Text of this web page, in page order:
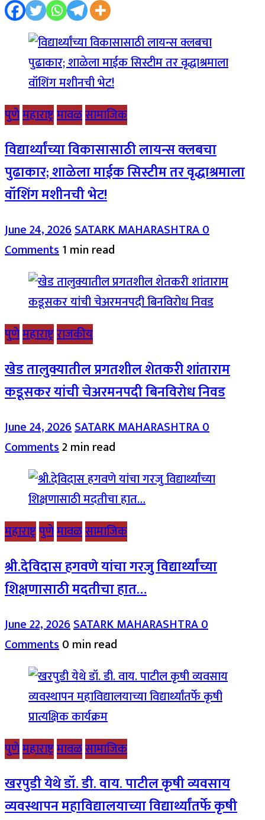
पुणेमहाराष्ट्रमावळसामाजिक
विद्यार्थ्यांच्या विकासासाठी लायन्स क्लबचा
पुढाकार; शाळेला माईक सिस्टीम तर वृद्धाश्रमाला
वॉशिंग मशीनची भेट!
June 24, 2026SATARK MAHARASHTRA0
Comments1 min read
पुणेमहाराष्ट्रराजकीय
खेड तालुक्यातील प्रगतशील शेतकरी शांताराम
कडूसकर यांची चेअरमनपदी बिनविरोध निवड
June 24, 2026SATARK MAHARASHTRA0
Comments2 min read
महाराष्ट्रपुणेमावळसामाजिक
श्री.देविदास हगवणे यांचा गरजु विद्यार्थ्यांच्या
शिक्षणासाठी मदतीचा हात…
June 22, 2026SATARK MAHARASHTRA0
Comments0 min read
पुणेमहाराष्ट्रमावळसामाजिक
खरपुडी येथे डॉ. डी. वाय. पाटील कृषी व्यवसाय
व्यवस्थापन महाविद्यालयाच्या विद्यार्थ्यांतर्फे कृषी